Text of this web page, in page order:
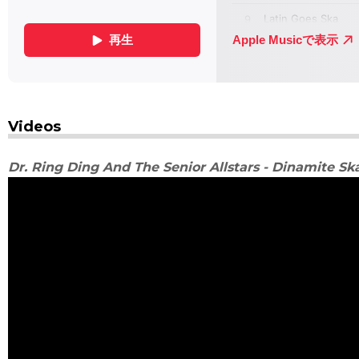
Videos
Dr. Ring Ding And The Senior Allstars - Dinamite